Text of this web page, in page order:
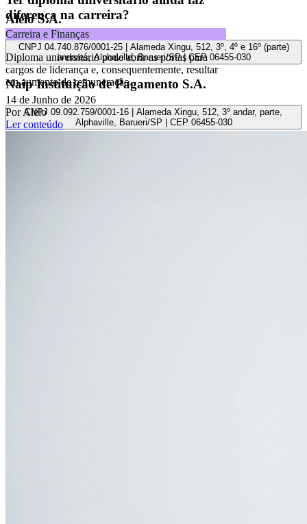
diferença na carreira?
Carreira e Finanças
Diploma universitário pode abrir as portas para
cargos de liderança e, consequentemente, resultar
em aumento de remuneração.
14 de Junho de 2026
Por Alelo
Ler conteúdo
Alelo S.A.
CNPJ 04.740.876/0001-25 | Alameda Xingu, 512, 3º, 4º e 16º (parte)
andares, Alphaville, Barueri/SP | CEP 06455-030
Naip Instituição de Pagamento S.A.
CNPJ 09.092.759/0001-16 | Alameda Xingu, 512, 3º andar, parte,
Alphaville, Barueri/SP | CEP 06455-030